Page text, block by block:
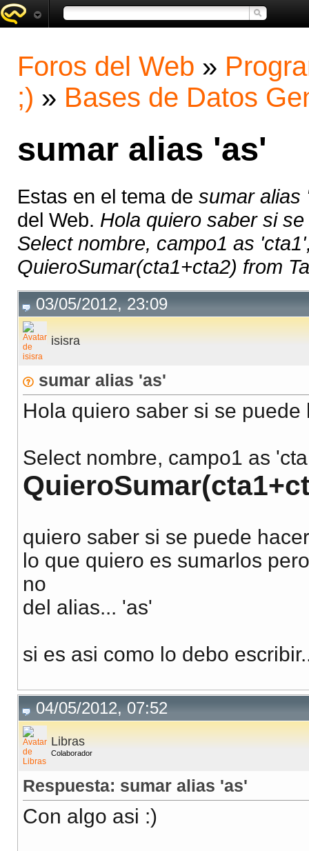
Foros del Web »
;) » Bases de Datos
sumar alias 'as'
Estas en el tema de sumar alias
del Web. Hola quiero saber si
Select nombre, campo1 as
QuieroSumar(cta1+cta2) from
03/05/2012, 23:09
isisra
sumar alias 'as'
Hola quiero saber si se
Select nombre, campo1 as
quiero saber si se puede
lo que quiero es sumarlos
no
del alias... 'as'
si es asi como lo debo
04/05/2012, 07:52
Libras
Colaborador
Respuesta: sumar alias 'as'
Con algo asi :)